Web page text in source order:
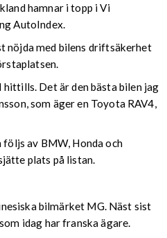
hamnar i topp i Vi
AutoIndex.
nöjda med bilens driftsäkerhet
hittills. Det är den bästa bilen jag
som äger en Toyota RAV4,
följs av BMW, Honda och
plats på listan.
bilmärket MG. Näst sist
idag har franska ägare.